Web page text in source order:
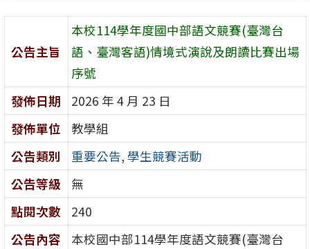
公告主旨
本校114學年度國中部語文競賽(臺灣台
語、臺灣客語)情境式演說及朗讀比賽出場
序號
發佈日期
2026 年 4 月 23 日
發佈單位
教學組
公告類別
重要公告, 學生競賽活動
公告等級
無
點閱次數
240
公告內容
本校國中部114學年度語文競賽(臺灣台